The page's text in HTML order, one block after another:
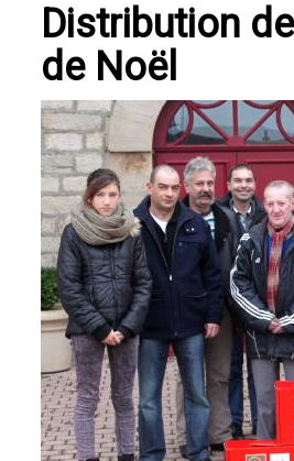
Distribution
de Noël